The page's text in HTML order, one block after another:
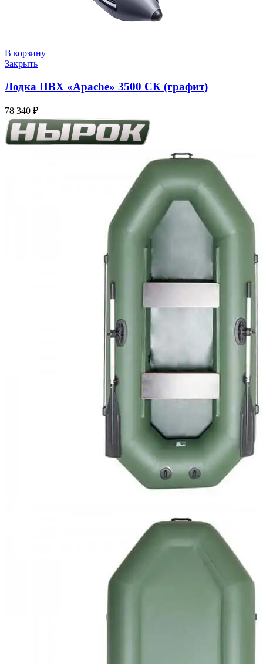
В корзину
Закрыть
Лодка ПВХ «Apache» 3500 СК (графит)
78 340 ₽